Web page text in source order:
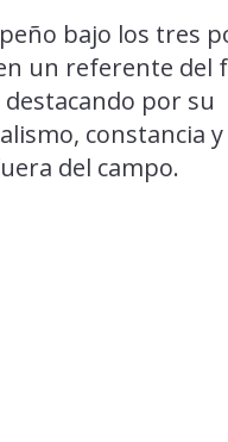
bajo los tres
un referente del
por su
constancia
del campo.